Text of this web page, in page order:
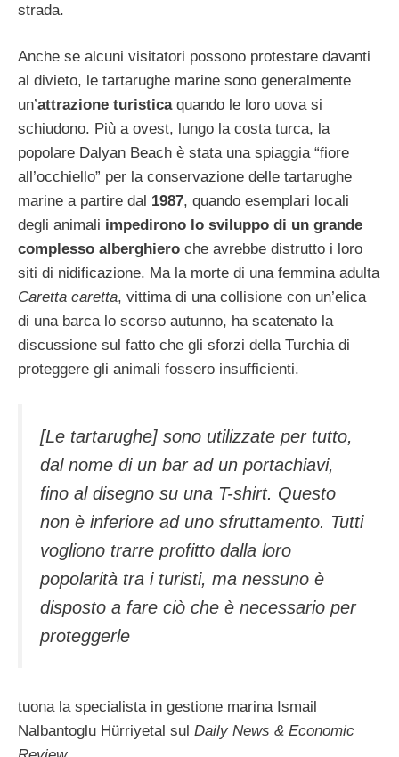
strada.
Anche se alcuni visitatori possono protestare davanti
al divieto, le tartarughe marine sono generalmente
un’attrazione turisticaquando le loro uova si
schiudono. Più a ovest, lungo la costa turca, la
popolare Dalyan Beach è stata una spiaggia “fiore
all’occhiello” per la conservazione delle tartarughe
marine a partire dal 1987, quando esemplari locali
degli animali impedirono lo sviluppo di un grande
complesso alberghiero che avrebbe distrutto i loro
siti di nidificazione. Ma la morte di una femmina adulta
Caretta caretta, vittima di una collisione con un’elica
di una barca lo scorso autunno, ha scatenato la
discussione sul fatto che gli sforzi della Turchia di
proteggere gli animali fossero insufficienti.
[Le tartarughe] sono utilizzate per tutto,
dal nome di un bar ad un portachiavi,
fino al disegno su una T-shirt. Questo
non è inferiore ad uno sfruttamento. Tutti
vogliono trarre profitto dalla loro
popolarità tra i turisti, ma nessuno è
disposto a fare ciò che è necessario per
proteggerle
tuona la specialista in gestione marina Ismail
Nalbantoglu Hürriyetal sul Daily News & Economic